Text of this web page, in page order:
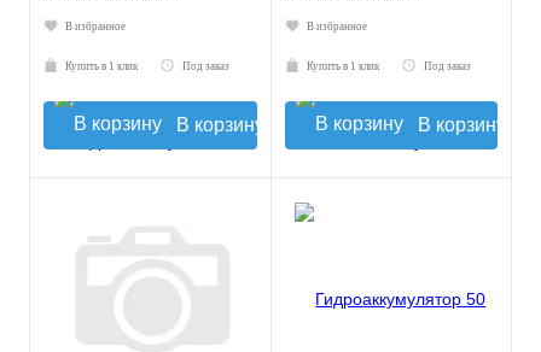
В избранное
Купить в 1 клик Под заказ
В корзину
В избранное
Купить в 1 клик Под заказ
В корзину